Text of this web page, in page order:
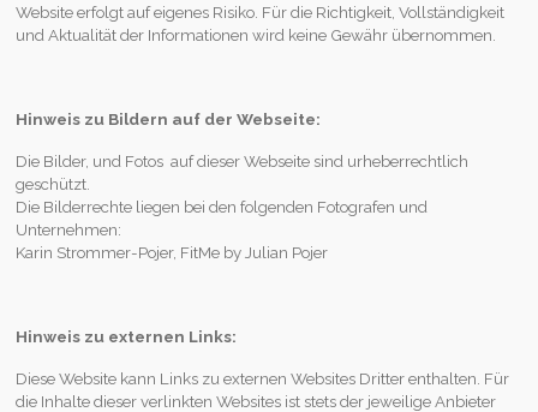
Website erfolgt auf eigenes Risiko. Für die Richtigkeit, Vollständigkeit
und Aktualität der Informationen wird keine Gewähr übernommen.
Hinweis zu Bildern auf der Webseite:
Die Bilder, und Fotos auf dieser Webseite sind urheberrechtlich
geschützt.
Die Bilderrechte liegen bei den folgenden Fotografen und
Unternehmen:
Karin Strommer-Pojer, FitMe by Julian Pojer
Hinweis zu externen Links:
Diese Website kann Links zu externen Websites Dritter enthalten. Für
die Inhalte dieser verlinkten Websites ist stets der jeweilige Anbieter